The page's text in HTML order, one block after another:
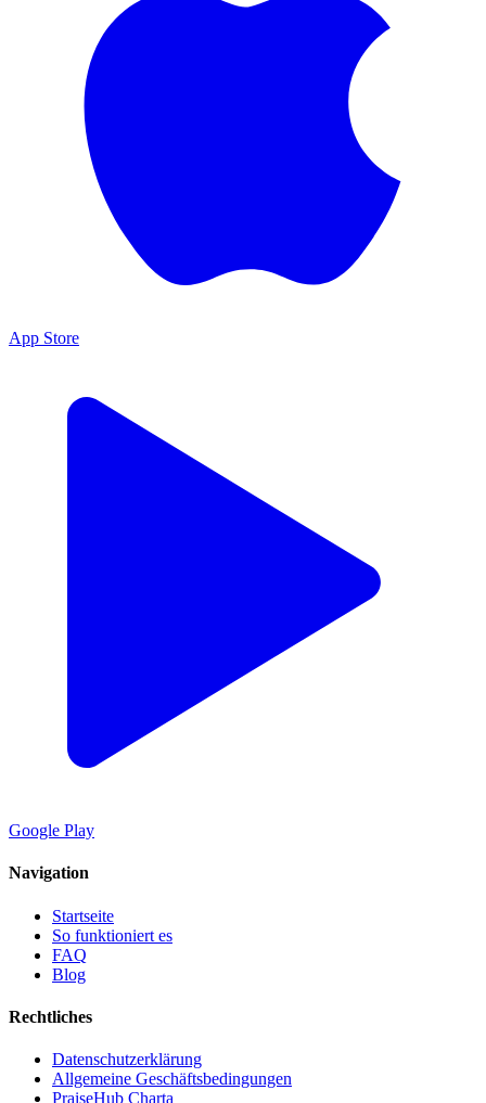
App Store
Google Play
Navigation
Startseite
So funktioniert es
FAQ
Blog
Rechtliches
Datenschutzerklärung
Allgemeine Geschäftsbedingungen
PraiseHub Charta